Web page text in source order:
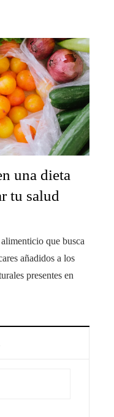
una dieta
tu salud
que busca
añadidos a los
presentes en